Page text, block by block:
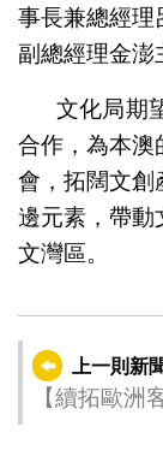
事長兼總經理
副總經理金澎
文化局期
合作，為本澳
會，拓闊文創
邊元素，帶動
文灣區。
上一則新
【續拓歐洲